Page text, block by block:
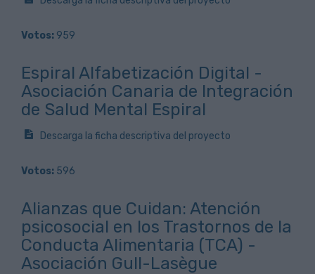
Votos: 959
Espiral Alfabetización Digital -
Asociación Canaria de Integración
de Salud Mental Espiral
Descarga la ficha descriptiva del proyecto
Votos: 596
Alianzas que Cuidan: Atención
psicosocial en los Trastornos de la
Conducta Alimentaria (TCA) -
Asociación Gull-Lasègue